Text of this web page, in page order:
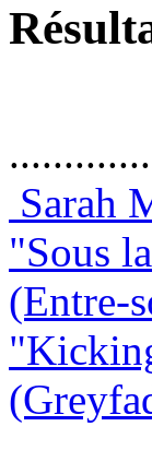
Sarah
"Sous
(Entre-